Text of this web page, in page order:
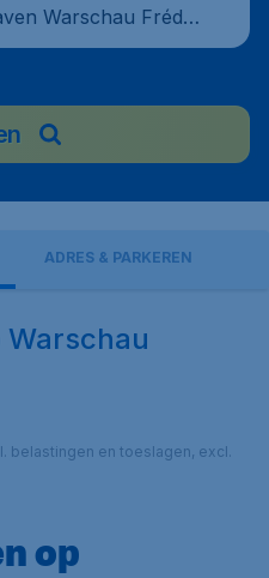
Warschau Frédé
ADRES & PARKEREN
Warschau
belastingen en toeslagen, excl.
op